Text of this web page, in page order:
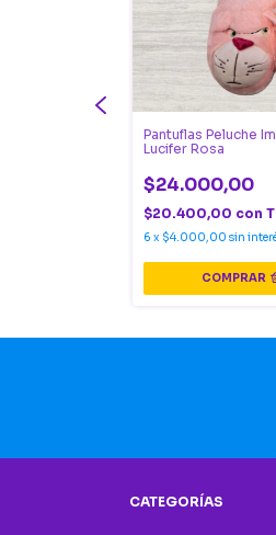
Pantuflas Peluche
Lucifer Rosa
$24.000,00
$20.400,00 con
6 x $4.000,00 sin
COMPRAR
CATEGORÍAS